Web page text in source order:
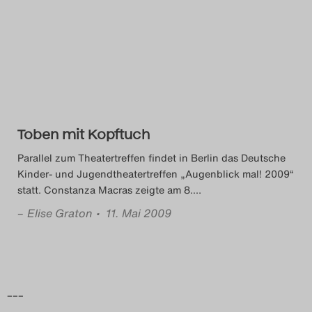
Das Theatertreffen-Blog
2016
Das Theatertreffen-Blog
Toben mit Kopftuch
Parallel zum Theatertreffen findet in Berlin das Deutsche
Kinder- und Jugendtheatertreffen „Augenblick mal! 2009“
statt. Constanza Macras zeigte am 8.…
– Elise Graton • 11. Mai 2009
–––